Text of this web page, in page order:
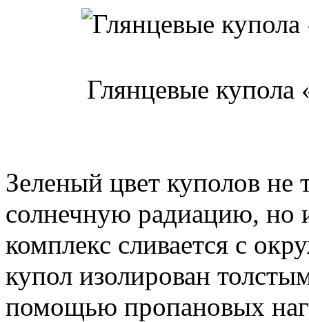
Глянцевые купола
Зеленый цвет куполов не
солнечную радиацию, но
комплекс сливается с
купол изолирован
помощью пропановых